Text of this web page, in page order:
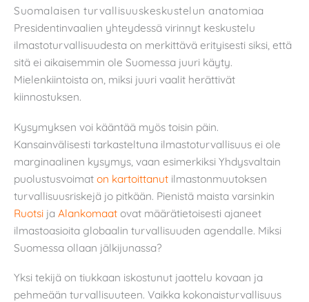
Suomalaisen turvallisuuskeskustelun anatomiaa
Presidentinvaalien yhteydessä virinnyt keskustelu
ilmastoturvallisuudesta on merkittävä erityisesti siksi, että
sitä ei aikaisemmin ole Suomessa juuri käyty.
Mielenkiintoista on, miksi juuri vaalit herättivät
kiinnostuksen.
Kysymyksen voi kääntää myös toisin päin.
Kansainvälisesti tarkasteltuna ilmastoturvallisuus ei ole
marginaalinen kysymys, vaan esimerkiksi Yhdysvaltain
puolustusvoimat on kartoittanut ilmastonmuutoksen
turvallisuusriskejä jo pitkään. Pienistä maista varsinkin
Ruotsi ja Alankomaat ovat määrätietoisesti ajaneet
ilmastoasioita globaalin turvallisuuden agendalle. Miksi
Suomessa ollaan jälkijunassa?
Yksi tekijä on tiukkaan iskostunut jaottelu kovaan ja
pehmeään turvallisuuteen. Vaikka kokonaisturvallisuus